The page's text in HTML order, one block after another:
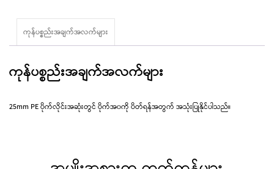
ကုန်ပစ္စည်းအချက်အလက်များ
ကုန်ပစ္စည်းအချက်အလက်များ
25mm PE ပိုက်လိုင်းအဆုံးတွင် ပိုက်အ၀ကို ပိတ်ရန်အတွက် အသုံးပြုနိုင်ပါသည်။